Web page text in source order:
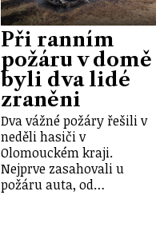
Při ranním
požáru v domě
byli dva lidé
zraněni
Dva vážné požáry řešili v
neděli hasiči v
Olomouckém kraji.
Nejprve zasahovali u
požáru auta, od…